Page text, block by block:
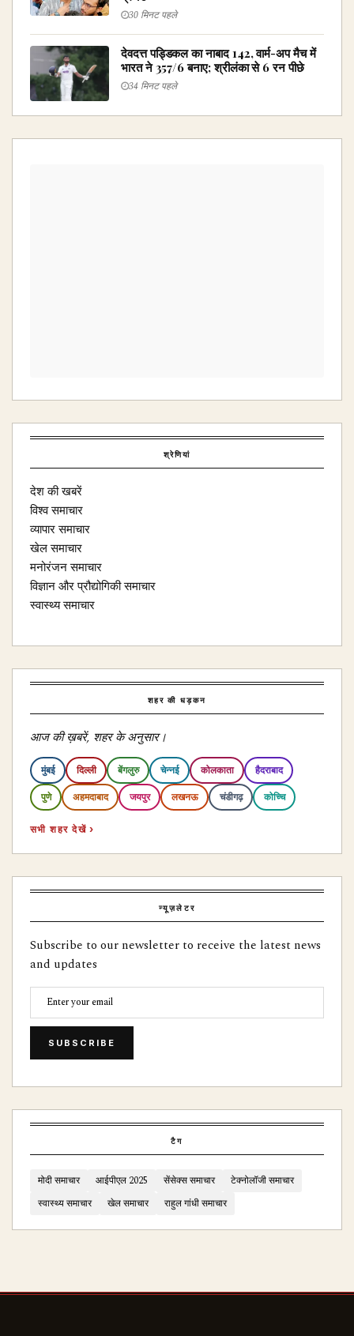
30 मिनट पहले
देवदत्त पड्डिकल का नाबाद 142, वार्म-अप मैच में
भारत ने 357/6 बनाए; श्रीलंका से 6 रन पीछे
34 मिनट पहले
श्रेणियां
देश की खबरें
विश्व समाचार
व्यापार समाचार
खेल समाचार
मनोरंजन समाचार
विज्ञान और प्रौद्योगिकी समाचार
स्वास्थ्य समाचार
शहर की धड़कन
आज की ख़बरें, शहर के अनुसार।
मुंबई दिल्ली बेंगलुरु चेन्नई कोलकाता हैदराबाद
पुणे अहमदाबाद जयपुर लखनऊ चंडीगढ़ कोच्चि
सभी शहर देखें ›
न्यूज़लेटर
Subscribe to our newsletter to receive the latest news
and updates
SUBSCRIBE
टैग
मोदी समाचार आईपीएल 2025 सेंसेक्स समाचार
टेक्नोलॉजी समाचार
स्वास्थ्य समाचार
खेल समाचार राहुल गांधी समाचार